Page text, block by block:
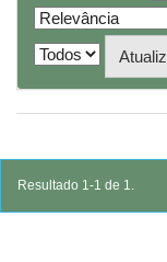
Resultado 1-1 de 1.